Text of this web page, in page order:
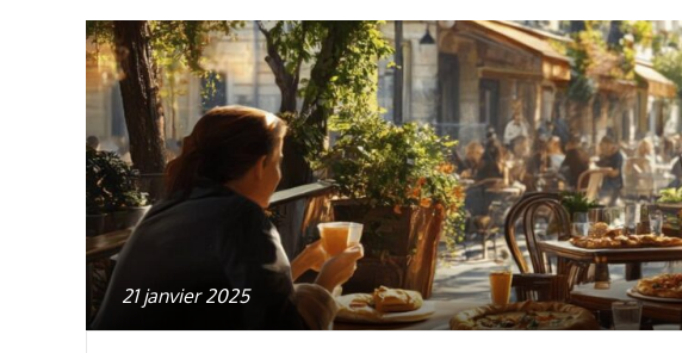
Posted
on
21 janvier 2025